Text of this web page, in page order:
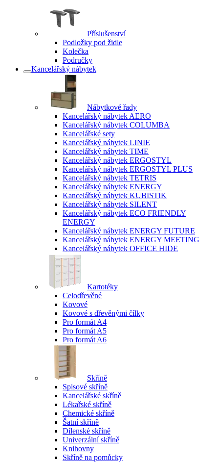
Příslušenství
Podložky pod židle
Kolečka
Područky
Kancelářský nábytek
Nábytkové řady
Kancelářský nábytek AERO
Kancelářský nábytek COLUMBA
Kancelářské sety
Kancelářský nábytek LINIE
Kancelářský nábytek TIME
Kancelářský nábytek ERGOSTYL
Kancelářský nábytek ERGOSTYL PLUS
Kancelářský nábytek TETRIS
Kancelářský nábytek ENERGY
Kancelářský nábytek KUBISTIK
Kancelářský nábytek SILENT
Kancelářský nábytek ECO FRIENDLY
ENERGY
Kancelářský nábytek ENERGY FUTURE
Kancelářský nábytek ENERGY MEETING
Kancelářský nábytek OFFICE HIDE
Kartotéky
Celodřevěné
Kovové
Kovové s dřevěnými čílky
Pro formát A4
Pro formát A5
Pro formát A6
Skříně
Spisové skříně
Kancelářské skříně
Lékařské skříně
Chemické skříně
Šatní skříně
Dílenské skříně
Univerzální skříně
Knihovny
Skříně na pomůcky